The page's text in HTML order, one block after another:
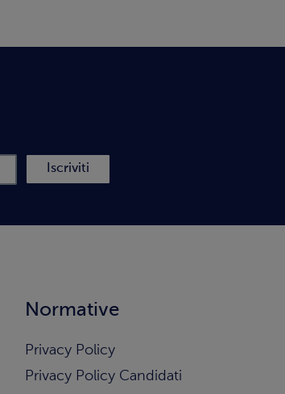
Normative
Privacy Policy
Privacy Policy Candidati
Iscriviti